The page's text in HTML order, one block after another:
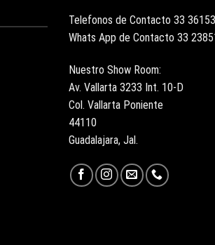
Telefonos de Contacto 33
Whats App de Contacto 33
Nuestro Show Room:
Av. Vallarta 3233 Int. 10-D
Col. Vallarta Poniente
44110
Guadalajara, Jal.